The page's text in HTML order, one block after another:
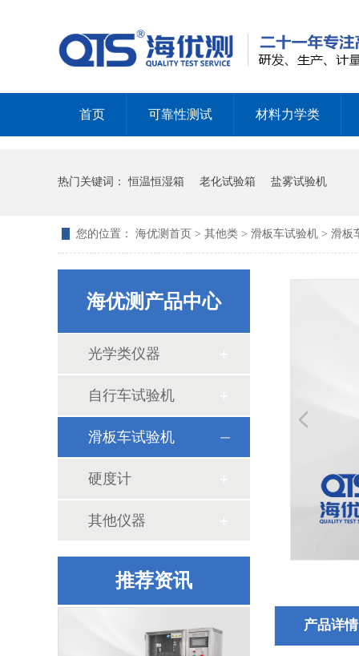
首页 可靠性测试 材料力学类
热门关键词：恒温恒湿箱 老化试验箱 盐雾试验机
您的位置： 海优测首页 > 其他类 > 滑板车试验机 > 滑板
产品详情
海优测产品中心
光学类仪器
自行车试验机
滑板车试验机
硬度计
其他仪器
推荐资讯
振动试验台的基本常识